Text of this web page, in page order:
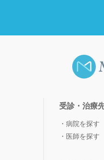
受診・治療
病院を探す
医師を探す